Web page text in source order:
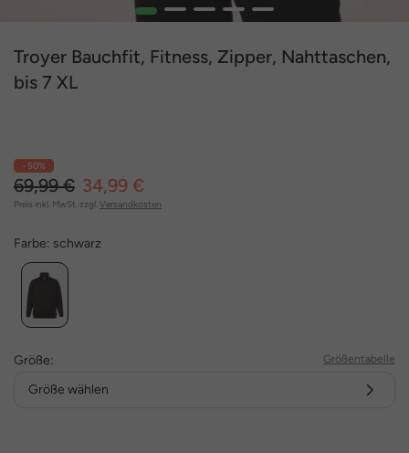
1 2 3 4 5
Troyer Bauchfit, Fitness, Zipper, Nahttaschen,
bis 7 XL
- 50%
69,99 € 34,99 €
Preis inkl. MwSt. zzgl. Versandkosten
Farbe: schwarz
Größe: Größentabelle
Größe wählen